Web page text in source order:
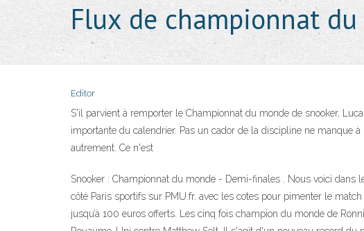
Flux de championnat
Editor
S'il parvient à remporter le Championnat du monde de snooker,
importante du calendrier. Pas un cador de la discipline ne manque
autrement. Ce n'est
Snooker : Championnat du monde - Demi-finales . Nous voici dans
côté Paris sportifs sur PMU.fr. avec les cotes pour pimenter le
jusqu’à 100 euros offerts. Les cinq fois champion du monde de